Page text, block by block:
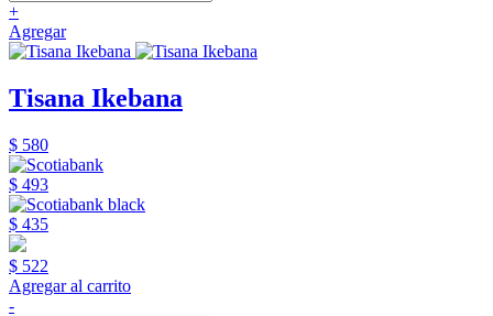
+
Agregar
Tisana Ikebana
$ 580
$ 493
$ 435
$ 522
Agregar al carrito
-